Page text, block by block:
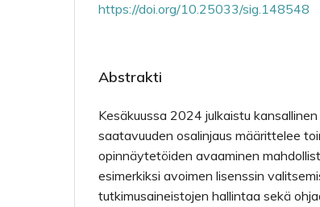
https://doi.org/10.25033/sig.148548
Abstrakti
Kesäkuussa 2024 julkaistu
saatavuuden osalinjaus määrittelee
opinnäytetöiden avaaminen
esimerkiksi avoimen lisenssin
tutkimusaineistojen hallintaa sekä